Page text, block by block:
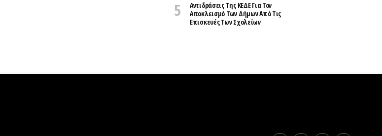
Αντιδράσεις Της ΚΕΔΕ Για Τον
Αποκλεισμό Των Δήμων Από Τις
Επισκευές Των Σχολείων